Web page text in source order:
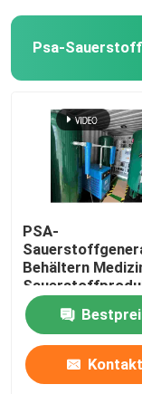
Psa-
PSA-
Behältern
Krankenhaus
Kontakt